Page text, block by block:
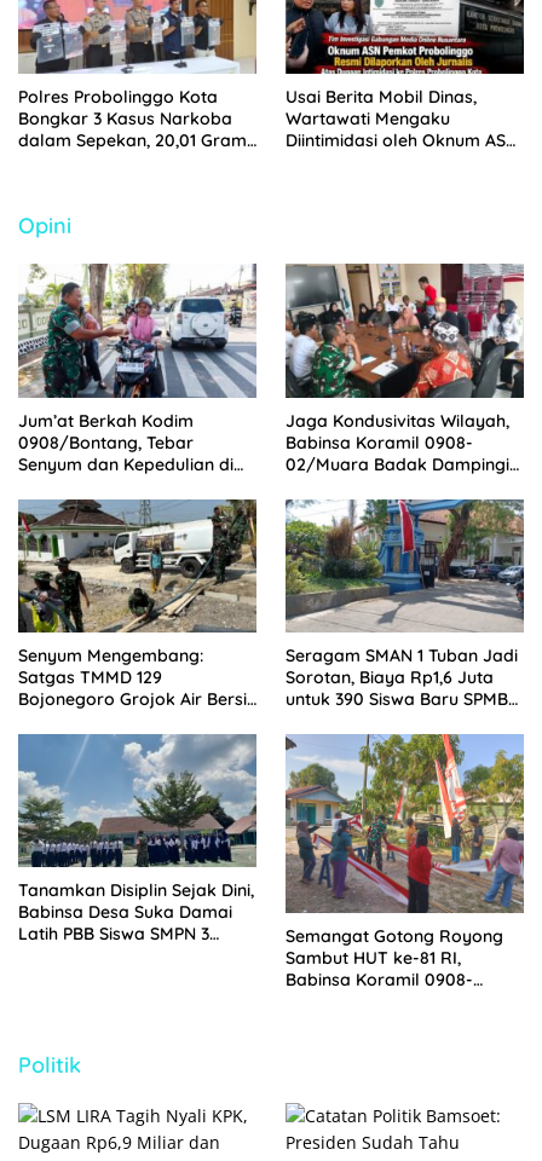
Polres Probolinggo Kota
Bongkar 3 Kasus Narkoba
dalam Sepekan, 20,01 Gram
Usai Berita Mobil Dinas,
Wartawati Mengaku
Diintimidasi oleh Oknum ASN
Opini
Jum’at Berkah Kodim
0908/Bontang, Tebar
Senyum dan Kepedulian di
Jaga Kondusivitas Wilayah,
Babinsa Koramil 0908-
02/Muara Badak Dampingi
Warga
Senyum Mengembang:
Satgas TMMD 129
Bojonegoro Grojok Air Bersih
Seragam SMAN 1 Tuban Jadi
Sorotan, Biaya Rp1,6 Juta
untuk 390 Siswa Baru SPMB
Tanamkan Disiplin Sejak Dini,
Babinsa Desa Suka Damai
Latih PBB Siswa SMPN 3
Semangat Gotong Royong
Sambut HUT ke-81 RI,
Babinsa Koramil 0908-
Politik